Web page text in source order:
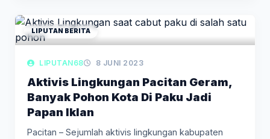
LIPUTAN BERITA
LIPUTAN68 8 JUNI 2023
Aktivis Lingkungan Pacitan Geram,
Banyak Pohon Kota Di Paku Jadi
Papan Iklan
Pacitan – Sejumlah aktivis lingkungan kabupaten